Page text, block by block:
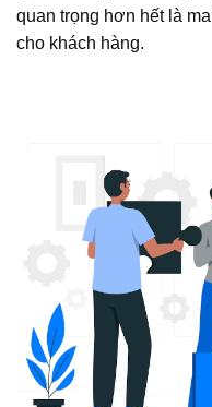
quan trọng hơn hết là
cho khách hàng.